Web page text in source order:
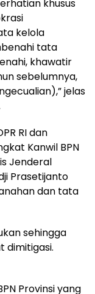
khusus
kelola
tata
khawatir
sebelumnya,
jelas
RI dan
Kanwil BPN
Jenderal
Prasetijanto
dan tata
sehingga
dimitigasi.
Provinsi yang